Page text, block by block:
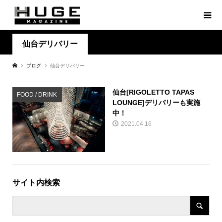
仙台デリバリー
ブログ 仙台デリバリー
FOOD / DRINK
仙台[RIGOLETTO TAPAS
LOUNGE]デリバリーも実施
中！
2021.04.16
サイト内検索